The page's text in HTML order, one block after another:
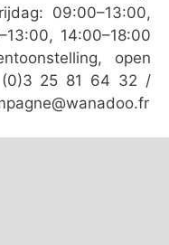
09:00–13:00,
14:00–18:00
open
(0)3 25 81 64 32 /